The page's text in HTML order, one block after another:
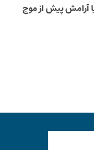
آرامش پیش از موج